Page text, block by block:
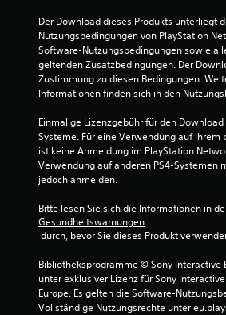
Der Download dieses Produkts unterliegt
Nutzungsbedingungen von PlayStation
Software-Nutzungsbedingungen sowie
geltenden Zusatzbedingungen. Der
Zustimmung zu diesen Bedingungen.
Informationen finden sich in den
Einmalige Lizenzgebühr für den
Systeme. Für eine Verwendung auf Ihrem
ist keine Anmeldung im PlayStation
Verwendung auf anderen PS4-Systemen
jedoch anmelden.
Bitte lesen Sie sich die Informationen in
Gesundheitswarnungen
durch, bevor Sie dieses Produkt
Bibliotheksprogramme © Sony Interactive
unter exklusiver Lizenz für Sony
Europe. Es gelten die Software-
Vollständige Nutzungsrechte unter